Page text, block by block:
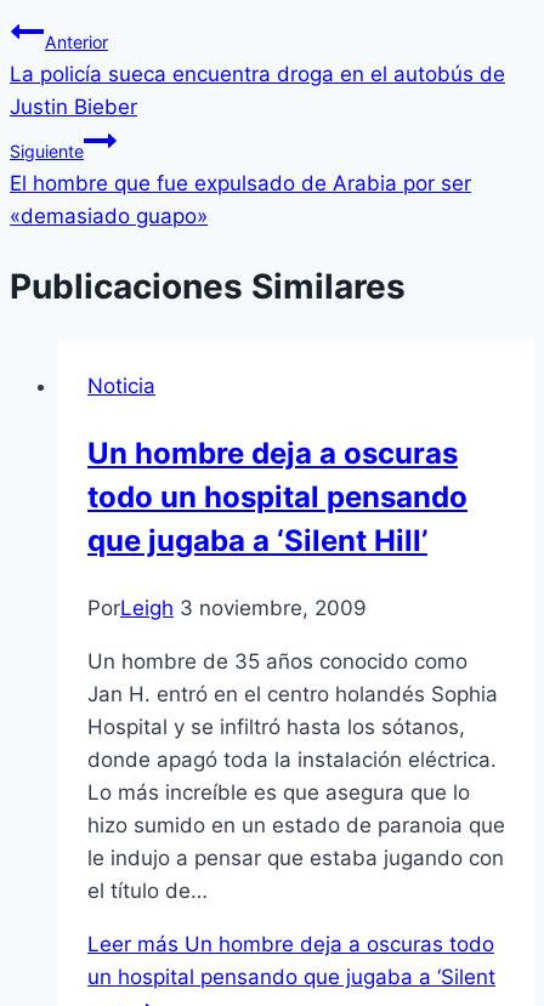
Anterior
La policí­a sueca encuentra droga en el autobús de
Justin Bieber
Siguiente
El hombre que fue expulsado de Arabia por ser
«demasiado guapo»
Publicaciones Similares
Noticia
Un hombre deja a oscuras
todo un hospital pensando
que jugaba a ‘Silent Hill’
PorLeigh 3 noviembre, 2009
Un hombre de 35 años conocido como
Jan H. entró en el centro holandés Sophia
Hospital y se infiltró hasta los sótanos,
donde apagó toda la instalación eléctrica.
Lo más increí­ble es que asegura que lo
hizo sumido en un estado de paranoia que
le indujo a pensar que estaba jugando con
el tí­tulo de…
Leer más Un hombre deja a oscuras todo
un hospital pensando que jugaba a ‘Silent